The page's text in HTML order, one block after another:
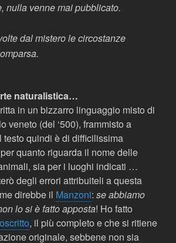
nulla venne mai pubblicato.
dal mistero le circostanze
naturalistica…
in un bizzarro linguaggio misto di
veneto (del ‘500), frammisto a
testo quindi è di difficilissima
quanto riguarda il nome delle
sia per i luoghi indicati …
degli errori attribuiteli a questa
direbbe il Manzoni: se abbiamo
lo si è fatto apposta! Ho fatto
, il più completo e che si ritiene
originale, sebbene non sia